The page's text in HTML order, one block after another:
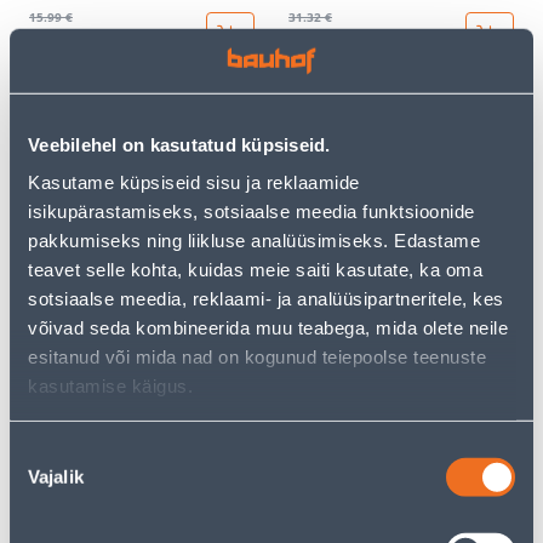
Veebilehel on kasutatud küpsiseid.
Kasutame küpsiseid sisu ja reklaamide
isikupärastamiseks, sotsiaalse meedia funktsioonide
pakkumiseks ning liikluse analüüsimiseks. Edastame
teavet selle kohta, kuidas meie saiti kasutate, ka oma
sotsiaalse meedia, reklaami- ja analüüsipartneritele, kes
võivad seda kombineerida muu teabega, mida olete neile
esitanud või mida nad on kogunud teiepoolse teenuste
kasutamise käigus.
valik
Vajalik
15.99 €
9
31.32 €
18
LÜLITI 1-NE ABB VEKSEL
BEEŽ BASIC55
5
LÜLITI 1-NE ABB RIST BEEŽ
BASIC55
14 .15 €